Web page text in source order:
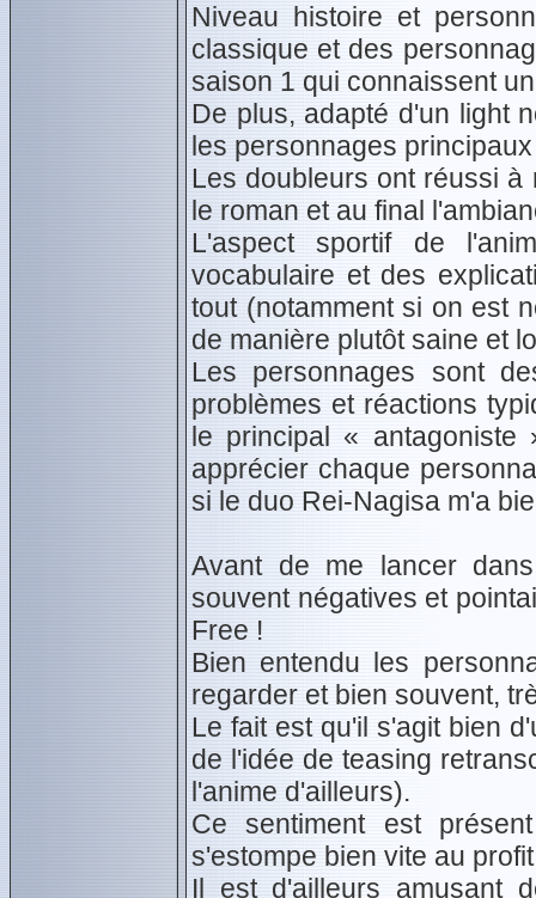
Niveau histoire et
classique et des
saison 1 qui connaissent
De plus, adapté d'un light
les personnages
Les doubleurs ont réussi
le roman et au final
L'aspect sportif de
vocabulaire et des
tout (notamment si on est
de manière plutôt saine et
Les personnages sont
problèmes et réactions
le principal « antagoniste
apprécier chaque
si le duo Rei-Nagisa m'a
Avant de me lancer
souvent négatives et
Free !
Bien entendu les
regarder et bien souvent,
Le fait est qu'il s'agit bien
de l'idée de teasing
l'anime d'ailleurs).
Ce sentiment est
s'estompe bien vite au
Il est d'ailleurs amusant